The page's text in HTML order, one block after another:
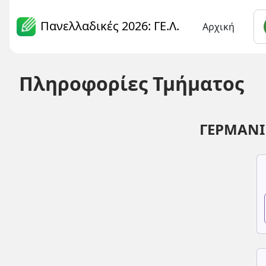
Πανελλαδικές 2026: ΓΕ.Λ. Αρχική
Πληροφορίες Τμήματος